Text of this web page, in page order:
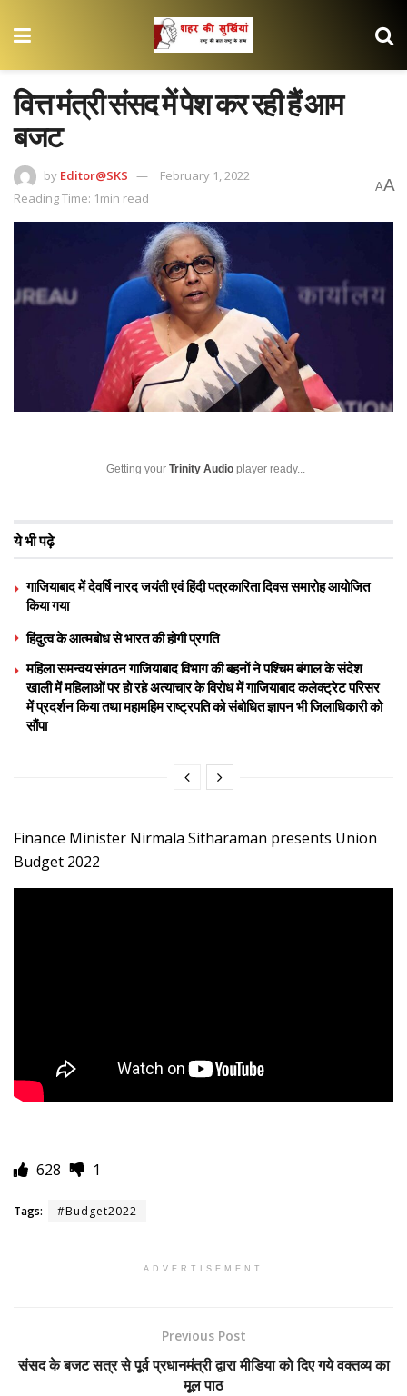
वित्त मंत्री संसद में पेश कर रही हैं आम
बजट
by Editor@SKS
February 1, 2022
Reading Time: 1min read
AA
Getting your Trinity Audio player ready...
ये भी पढ़े
गाजियाबाद में देवर्षि नारद जयंती एवं हिंदी पत्रकारिता दिवस समारोह आयोजित
किया गया
हिंदुत्व के आत्मबोध से भारत की होगी प्रगति
महिला समन्वय संगठन गाजियाबाद विभाग की बहनों ने पश्चिम बंगाल के संदेश
खाली में महिलाओं पर हो रहे अत्याचार के विरोध में गाजियाबाद कलेक्ट्रेट परिसर
में प्रदर्शन किया तथा महामहिम राष्ट्रपति को संबोधित ज्ञापन भी जिलाधिकारी को
सौंपा
Finance Minister Nirmala Sitharaman presents Union
Budget 2022
628 1
Tags: #Budget2022
ADVERTISEMENT
Previous Post
संसद के बजट सत्र से पूर्व प्रधानमंत्री द्वारा मीडिया को दिए गये वक्तव्य का
मूल पाठ